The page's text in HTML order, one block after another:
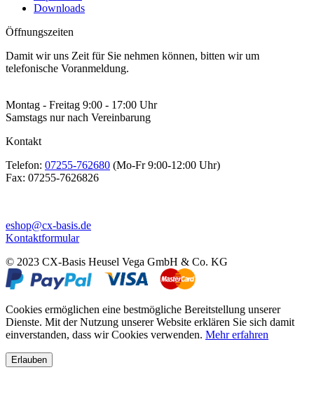
Downloads
Öffnungszeiten
Damit wir uns Zeit für Sie nehmen können, bitten wir um
telefonische Voranmeldung.
Montag - Freitag 9:00 - 17:00 Uhr
Samstags nur nach Vereinbarung
Kontakt
Telefon: 07255-762680 (Mo-Fr 9:00-12:00 Uhr)
Fax: 07255-7626826
eshop@cx-basis.de
Kontaktformular
© 2023 CX-Basis Heusel Vega GmbH & Co. KG
Cookies ermöglichen eine bestmögliche Bereitstellung unserer
Dienste. Mit der Nutzung unserer Website erklären Sie sich damit
einverstanden, dass wir Cookies verwenden. Mehr erfahren
Erlauben